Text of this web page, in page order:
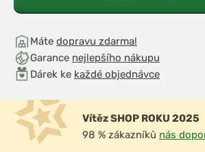
Máte dopravu zdarma!
Garance nejlepšího nákupu
Dárek ke každé objednávce
Vítěz SHOP ROKU 2025
98 % zákazníků nás